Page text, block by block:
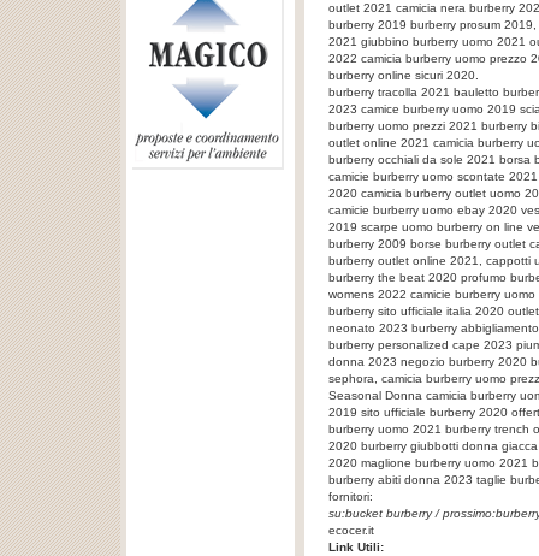
outlet 2021 camicia nera burberry
burberry 2019 burberry prosum
2021 giubbino burberry uomo 2021
2022 camicia burberry uomo prezzo
burberry online sicuri 2020.
burberry tracolla 2021 bauletto
2023 camice burberry uomo 2019
burberry uomo prezzi 2021 burberry
outlet online 2021 camicia burberry
burberry occhiali da sole 2021 borsa
camicie burberry uomo scontate
2020 camicia burberry outlet uomo
camicie burberry uomo ebay 2020
2019 scarpe uomo burberry on line
burberry 2009 borse burberry outlet
burberry outlet online 2021, cappotti
burberry the beat 2020 profumo
womens 2022 camicie burberry
burberry sito ufficiale italia 2020
neonato 2023 burberry
burberry personalized cape 2023
donna 2023 negozio burberry 2020
sephora, camicia burberry uomo
Seasonal Donna camicia burberry
2019 sito ufficiale burberry 2020
burberry uomo 2021 burberry trench
2020 burberry giubbotti donna
2020 maglione burberry uomo 2021
burberry abiti donna 2023 taglie
fornitori:
su:bucket burberry/ prossimo:
ecocer.it
Link Utili: